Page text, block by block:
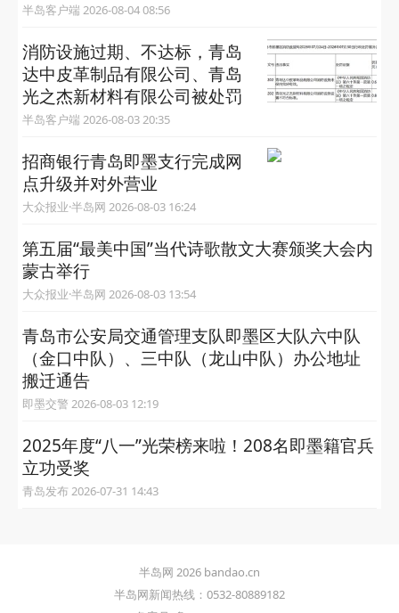
半岛客户端 2026-08-04 08:56
消防设施过期、不达标，青岛
达中皮革制品有限公司、青岛
光之杰新材料有限公司被处罚
半岛客户端 2026-08-03 20:35
招商银行青岛即墨支行完成网
点升级并对外营业
大众报业·半岛网 2026-08-03 16:24
第五届“最美中国”当代诗歌散文大赛颁奖大会内
蒙古举行
大众报业·半岛网 2026-08-03 13:54
青岛市公安局交通管理支队即墨区大队六中队
（金口中队）、三中队（龙山中队）办公地址
搬迁通告
即墨交警 2026-08-03 12:19
2025年度“八一”光荣榜来啦！208名即墨籍官兵
立功受奖
青岛发布 2026-07-31 14:43
半岛网 2026 bandao.cn
半岛网新闻热线：0532-80889182